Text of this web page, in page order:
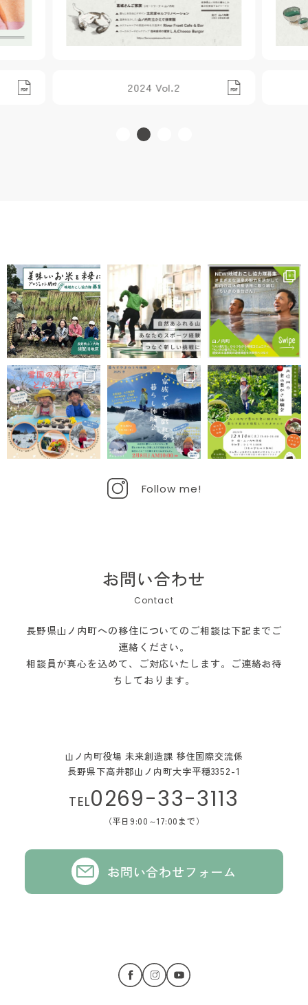
2024 Vol.2
Follow me!
お問い合わせ
長野県山ノ内町への移住についてのご相談は下記までご
連絡ください。
相談員が真心を込めて、ご対応いたします。ご連絡お待
ちしております。
山ノ内町役場 未来創造課 移住国際交流係
長野県下高井郡山ノ内町大字平穏3352-1
TEL0269-33-3113
（平日9:00～17:00まで）
お問い合わせフォーム